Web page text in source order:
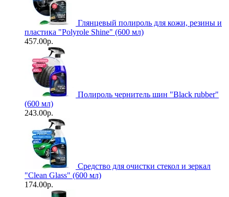
Глянцевый полироль для кожи, резины и
пластика "Polyrole Shine" (600 мл)
457.00р.
Полироль чернитель шин "Black rubber"
(600 мл)
243.00р.
Средство для очистки стекол и зеркал
"Clean Glass" (600 мл)
174.00р.